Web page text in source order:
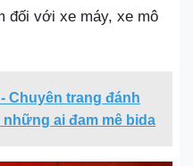
đối với xe máy, xe mô
Chuyên trang đánh
ai đam mê bida